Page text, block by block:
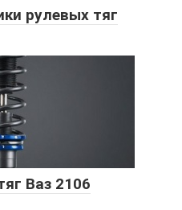
рулевых тяг
Ваз 2106